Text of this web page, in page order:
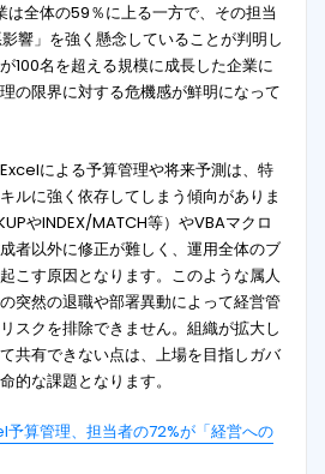
全体の59％に上る一方で、その担当
響」を強く懸念していることが判明し
100名を超える規模に成長した企業に
の限界に対する危機感が鮮明になって
による予算管理や将来予測は、特
ルに強く依存してしまう傾向がありま
やINDEX/MATCH等）やVBAマクロ
者以外に修正が難しく、運用全体のブ
こす原因となります。このような属人
突然の退職や部署異動によって経営管
スクを排除できません。組織が拡大し
共有できない点は、上場を目指しガバ
的な課題となります。
予算管理、担当者の72%が「経営への